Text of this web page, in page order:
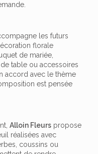
les futurs
florale
de mariée,
table ou accessoires
accord avec le thème
est pensée
Alloin Fleurs propose
réalisées avec
coussins ou